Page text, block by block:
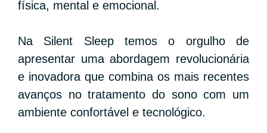
física, mental e emocional.
Na Silent Sleep temos o orgulho de
apresentar uma abordagem revolucionária
e inovadora que combina os mais recentes
avanços no tratamento do sono com um
ambiente confortável e tecnológico.